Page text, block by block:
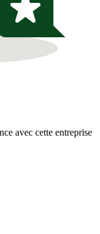
avec cette entreprise